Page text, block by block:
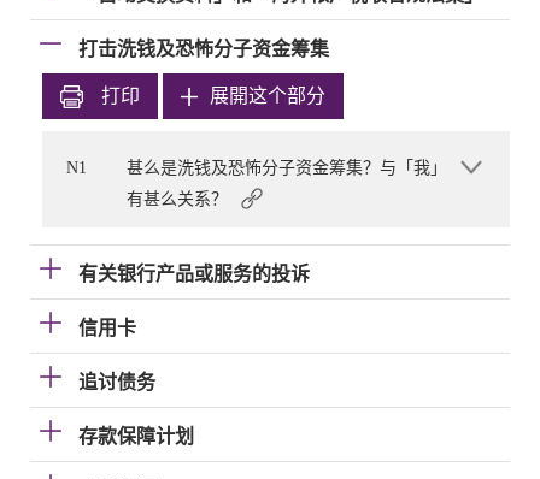
打击洗钱及恐怖分子资金筹集
打印 展開这个部分
N1
甚么是洗钱及恐怖分子资金筹集？与「我」
有甚么关系？
有关银行产品或服务的投诉
信用卡
追讨债务
存款保障计划